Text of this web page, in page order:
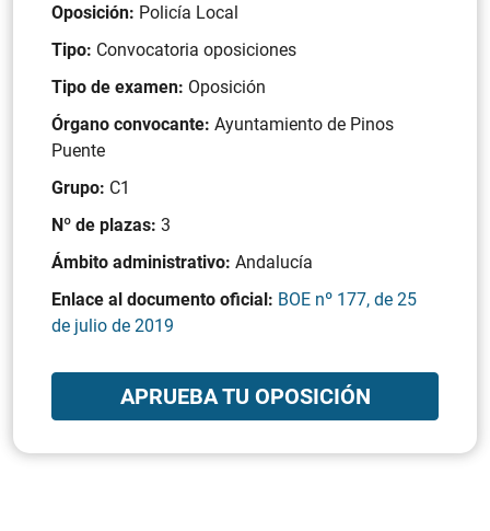
Oposición: Policía Local
Tipo: Convocatoria oposiciones
Tipo de examen: Oposición
Órgano convocante: Ayuntamiento de Pinos
Puente
Grupo: C1
Nº de plazas: 3
Ámbito administrativo: Andalucía
Enlace al documento oficial: BOE nº 177, de 25
de julio de 2019
APRUEBA TU OPOSICIÓN